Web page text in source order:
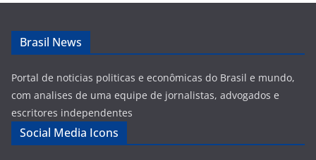
Brasil News
Portal de noticias politicas e econômicas do Brasil e mundo,
com analises de uma equipe de jornalistas, advogados e
escritores independentes
Social Media Icons